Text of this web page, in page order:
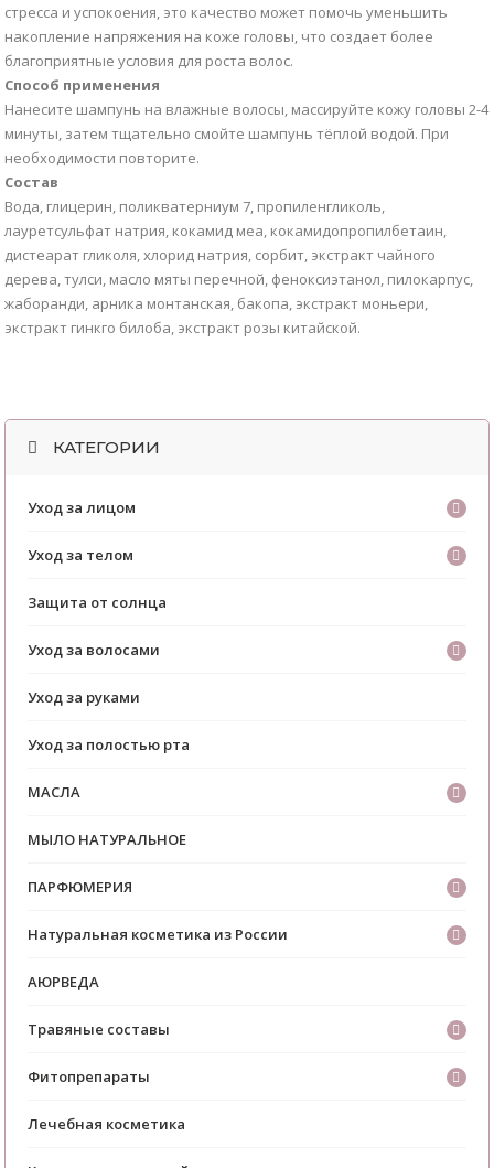
стресса и успокоения, это качество может помочь уменьшить
накопление напряжения на коже головы, что создает более
благоприятные условия для роста волос.
Способ применения
Нанесите шампунь на влажные волосы, массируйте кожу головы 2-4
минуты, затем тщательно смойте шампунь тёплой водой. При
необходимости повторите.
Состав
Вода, глицерин, поликватерниум 7, пропиленгликоль,
лауретсульфат натрия, кокамид меа, кокамидопропилбетаин,
дистеарат гликоля, хлорид натрия, сорбит, экстракт чайного
дерева, тулси, масло мяты перечной, феноксиэтанол, пилокарпус,
жаборанди, арника монтанская, бакопа, экстракт моньери,
экстракт гинкго билоба, экстракт розы китайской.
КАТЕГОРИИ
Уход за лицом
Уход за телом
Защита от солнца
Уход за волосами
Уход за руками
Уход за полостью рта
МАСЛА
МЫЛО НАТУРАЛЬНОЕ
ПАРФЮМЕРИЯ
Натуральная косметика из России
АЮРВЕДА
Травяные составы
Фитопрепараты
Лечебная косметика